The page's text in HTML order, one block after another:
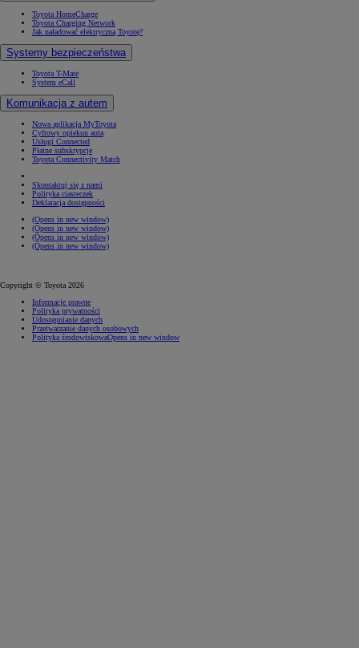
Toyota HomeCharge
Toyota Charging Network
Jak naładować elektryczną Toyotę?
Systemy bezpieczeństwa
Toyota T-Mate
System eCall
Komunikacja z autem
Nowa aplikacja MyToyota
Cyfrowy opiekun auta
Usługi Connected
Płatne subskrypcje
Toyota Connectivity Match
Skontaktuj się z nami
Polityka ciasteczek
Deklaracja dostępności
(Opens in new window)
(Opens in new window)
(Opens in new window)
(Opens in new window)
Copyright © Toyota 2026
Informacje prawne
Polityka prywatności
Udostępnianie danych
Przetwarzanie danych osobowych
Polityka środowiskowaOpens in new window